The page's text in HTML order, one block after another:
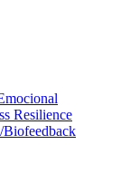
Resilience
Biofeedback